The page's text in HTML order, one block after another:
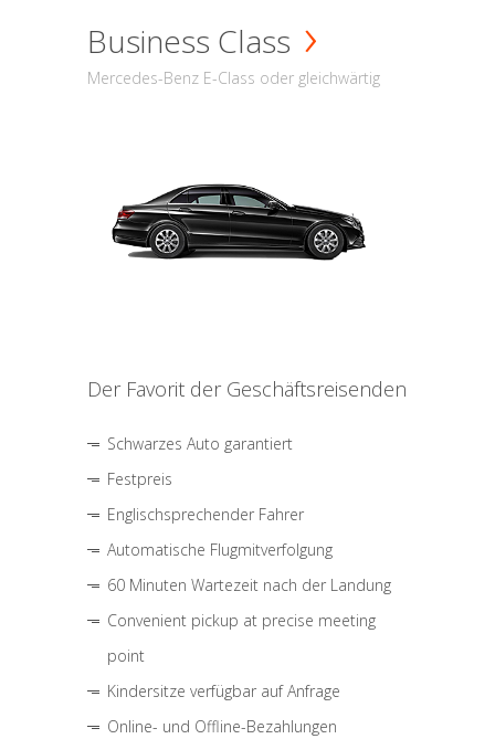
Business Class
Mercedes-Benz E-Class oder gleichwärtig
Der Favorit der Geschäftsreisenden
Schwarzes Auto garantiert
Festpreis
Englischsprechender Fahrer
Automatische Flugmitverfolgung
60 Minuten Wartezeit nach der Landung
Convenient pickup at precise meeting
point
Kindersitze verfügbar auf Anfrage
Online- und Offline-Bezahlungen